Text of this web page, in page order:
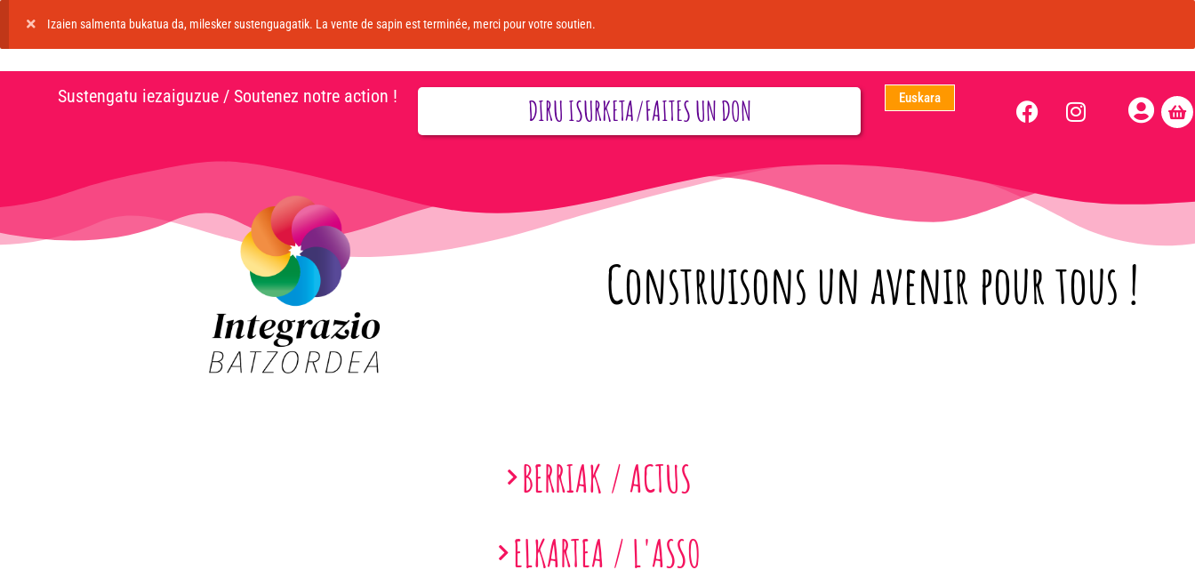
Izaien salmenta bukatua da, milesker sustenguagatik. La vente de sapin est terminée, merci pour votre soutien.
Sustengatu iezaiguzue / Soutenez notre action ! DIRU ISURKETA/FAITES UN DON Euskara
Construisons un avenir pour tous !
BERRIAK / ACTUS
ELKARTEA / L'ASSO